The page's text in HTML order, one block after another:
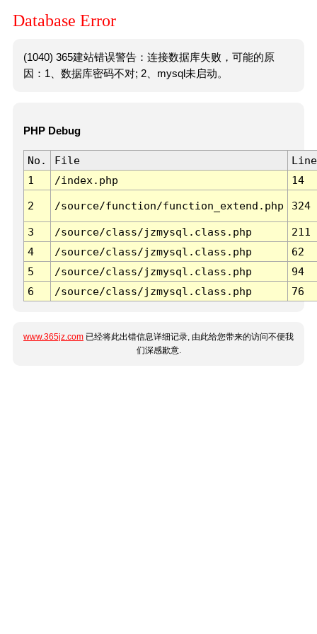
Database Error
(1040) 365建站错误警告：连接数据库失败，可能的原
因：1、数据库密码不对; 2、mysql未启动。
PHP Debug
No. File
Line
1
/index.php 14
2 /source/function/function_extend.php 324
3 /source/class/jzmysql.class.php
211
4
/source/class/jzmysql.class.php
62
5
/source/class/jzmysql.class.php
94
6
/source/class/jzmysql.class.php 76
www.365jz.com 已经将此出错信息详细记录, 由此给您带来的访问不便我
们深感歉意.